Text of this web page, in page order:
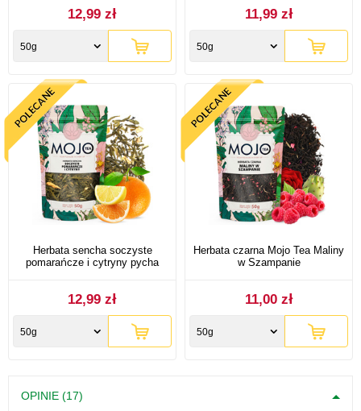
12,99 zł
50g
11,99 zł
50g
Herbata sencha soczyste
pomarańcze i cytryny pycha
12,99 zł
50g
Herbata czarna Mojo Tea Maliny
w Szampanie
11,00 zł
50g
OPINIE (17)